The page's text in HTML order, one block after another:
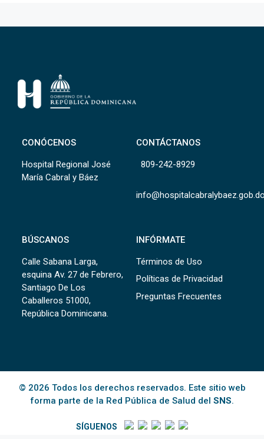
CONÓCENOS
Hospital Regional José
María Cabral y Báez
CONTÁCTANOS
809-242-8929
BÚSCANOS
Calle Sabana Larga,
esquina Av. 27 de Febrero,
Santiago De Los
Caballeros 51000,
República Dominicana.
INFÓRMATE
Términos de Uso
Políticas de Privacidad
Preguntas Frecuentes
© 2026 Todos los derechos reservados. Este sitio web
forma parte de la Red Pública de Salud del SNS.
SÍGUENOS